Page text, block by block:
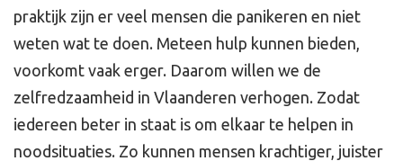
praktijk zijn er veel mensen die panikeren en niet
weten wat te doen. Meteen hulp kunnen bieden,
voorkomt vaak erger. Daarom willen we de
zelfredzaamheid in Vlaanderen verhogen. Zodat
iedereen beter in staat is om elkaar te helpen in
noodsituaties. Zo kunnen mensen krachtiger, juister